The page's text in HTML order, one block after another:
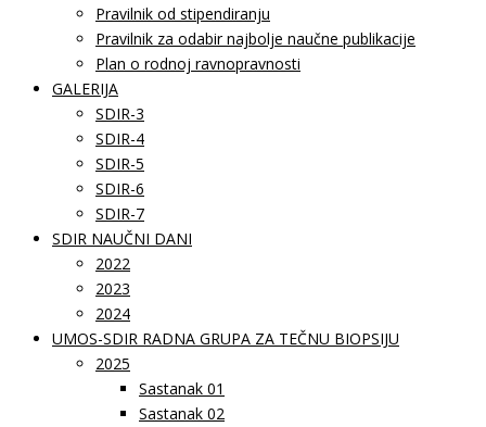
Pravilnik od stipendiranju
Pravilnik za odabir najbolje naučne publikacije
Plan o rodnoj ravnopravnosti
GALERIJA
SDIR-3
SDIR-4
SDIR-5
SDIR-6
SDIR-7
SDIR NAUČNI DANI
2022
2023
2024
UMOS-SDIR RADNA GRUPA ZA TEČNU BIOPSIJU
2025
Sastanak 01
Sastanak 02